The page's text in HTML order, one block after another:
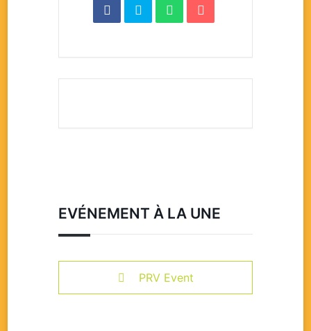
EVÉNEMENT À LA UNE
PRV Event